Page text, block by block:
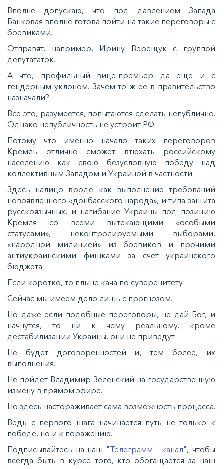
Вполне допускаю, что под давлением Запада
Банковая вполне готова пойти на такие переговоры с
боевиками.
Отправят, например, Ирину Верещук с группой
депутататок.
А что, профильный вице-премьер да еще и с
гендерным уклоном. Зачем-то ж ее в правительство
назначали?
Все это, разумеется, попытаются сделать непублично.
Однако непубличность не устроит РФ.
Потому что именно начало таких переговоров
Кремль отлично сможет втюхать российскому
населению как свою безусловную победу над
коллективным Западом и Украиной в частности.
Здесь налицо вроде как выполнение требований
новоявленного «донбасского народа», и типа защита
русскоязычных, и нагибание Украины под позицию
Кремля со всеми вытекающими «особыми
статусами», неконтролируемыми выборами,
«народной милицией» из боевиков и прочими
антиукраинскими фишками за счет украинского
бюджета.
Если коротко, то плыне кача по суверенитету.
Сейчас мы имеем дело лишь с прогнозом.
Но даже если подобные переговоры, не дай Бог, и
начнутся, то ни к чему реальному, кроме
дестабилизации Украины, они не приведут.
Не будет договоренностей и, тем более, их
выполнения.
Не пойдет Владимир Зеленский на государственную
измену в прямом эфире.
Но здесь настораживает сама возможность процесса.
Ведь с первого шага начинается путь не только к
победе, но и к поражению.
Подписывайтесь на наш "Телеграмм - канал", чтобы
всегда быть в курсе того, кто обогащается за наш